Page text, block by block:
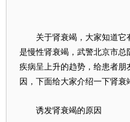
关于肾衰竭，大家知道它有
是慢性肾衰竭，武警北京市
疾病呈上升的趋势，给患者
因，下面给大家介绍一下肾衰
诱发肾衰竭的原因